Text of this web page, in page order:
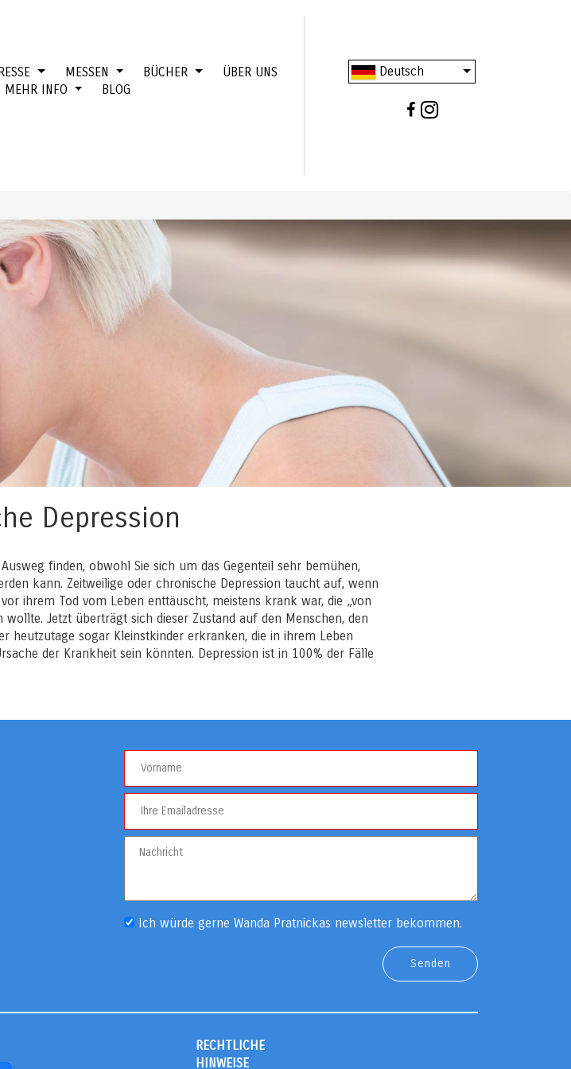
MESSEN BÜCHER
ÜBER UNS
MEHR INFO BLOG
Deutsch
Depression
finden, obwohl Sie sich um das Gegenteil sehr bemühen,
kann. Zeitweilige oder chronische Depression taucht auf, wenn
ihrem Tod vom Leben enttäuscht, meistens krank war, die „von
Jetzt überträgt sich dieser Zustand auf den Menschen, den
heutzutage sogar Kleinstkinder erkranken, die in ihrem Leben
der Krankheit sein könnten. Depression ist in 100% der Fälle
Ich würde gerne Wanda Pratnickas newsletter bekommen.
RECHTLICHE
HINWEISE